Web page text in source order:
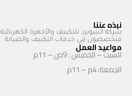
نبذه عننا
شركة الشويرد للتكييف والأجهزة الكهربائية
متخصصون في خدمات التكييف والصيانة
مواعيد العمل
السبت – الخميس : 9ص – 11م
الجمعة: 4م – 11م